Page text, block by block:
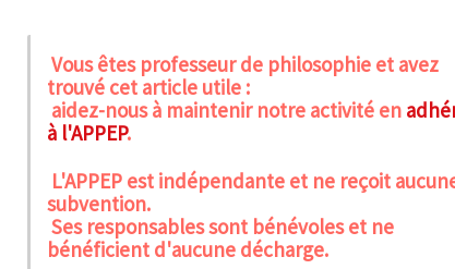
Vous êtes professeur de philosophie et avez
trouvé cet article utile :
aidez-nous à maintenir notre activité en
à l'APPEP.
L'APPEP est indépendante et ne reçoit
subvention.
Ses responsables sont bénévoles et ne
bénéficient d'aucune décharge.